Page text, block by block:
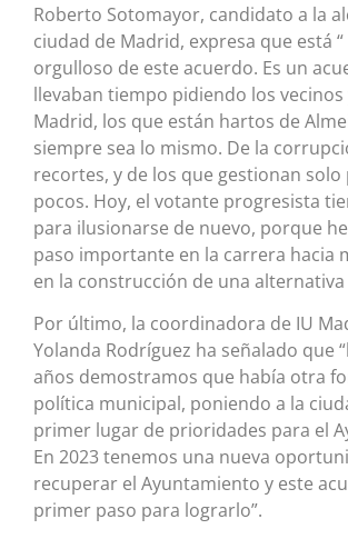
Roberto Sotomayor, candidato a la
ciudad de Madrid, expresa que está
orgulloso de este acuerdo. Es un
llevaban tiempo pidiendo los vecinos
Madrid, los que están hartos de
siempre sea lo mismo. De la
recortes, y de los que gestionan solo
pocos. Hoy, el votante progresista
para ilusionarse de nuevo, porque
paso importante en la carrera hacia
en la construcción de una alternativa
Por último, la coordinadora de IU
Yolanda Rodríguez ha señalado que
años demostramos que había otra
política municipal, poniendo a la
primer lugar de prioridades para el
En 2023 tenemos una nueva
recuperar el Ayuntamiento y este
primer paso para lograrlo”.